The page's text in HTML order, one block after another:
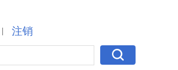
| 注销